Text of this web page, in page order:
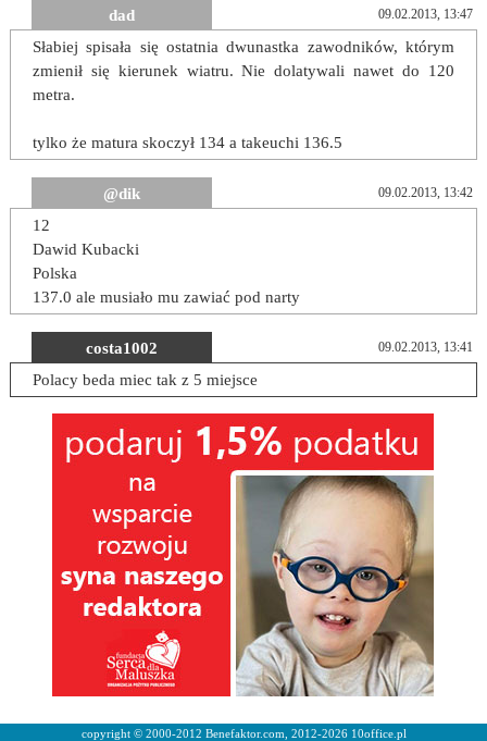
dad 09.02.2013, 13:47
Słabiej spisała się ostatnia dwunastka zawodników, którym
zmienił się kierunek wiatru. Nie dolatywali nawet do 120
metra.
tylko że matura skoczył 134 a takeuchi 136.5
@dik 09.02.2013, 13:42
12
Dawid Kubacki
Polska
137.0 ale musiało mu zawiać pod narty
costa1002 09.02.2013, 13:41
Polacy beda miec tak z 5 miejsce
copyright © 2000-2012 Benefaktor.com, 2012-2026 10office.pl